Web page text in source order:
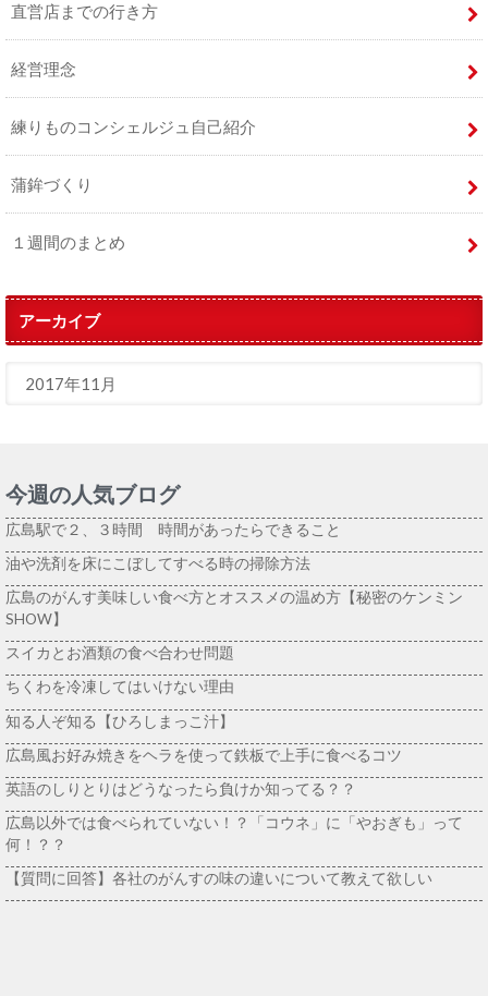
直営店までの行き方
経営理念
練りものコンシェルジュ自己紹介
蒲鉾づくり
１週間のまとめ
アーカイブ
今週の人気ブログ
広島駅で２、３時間 時間があったらできること
油や洗剤を床にこぼしてすべる時の掃除方法
広島のがんす美味しい食べ方とオススメの温め方【秘密のケンミン
SHOW】
スイカとお酒類の食べ合わせ問題
ちくわを冷凍してはいけない理由
知る人ぞ知る【ひろしまっこ汁】
広島風お好み焼きをヘラを使って鉄板で上手に食べるコツ
英語のしりとりはどうなったら負けか知ってる？？
広島以外では食べられていない！？「コウネ」に「やおぎも」って
何！？？
【質問に回答】各社のがんすの味の違いについて教えて欲しい